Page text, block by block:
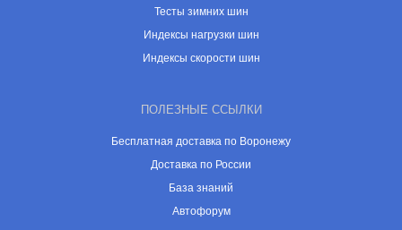
Тесты зимних шин
Индексы нагрузки шин
Индексы скорости шин
ПОЛЕЗНЫЕ ССЫЛКИ
Бесплатная доставка по Воронежу
Доставка по России
База знаний
Автофорум